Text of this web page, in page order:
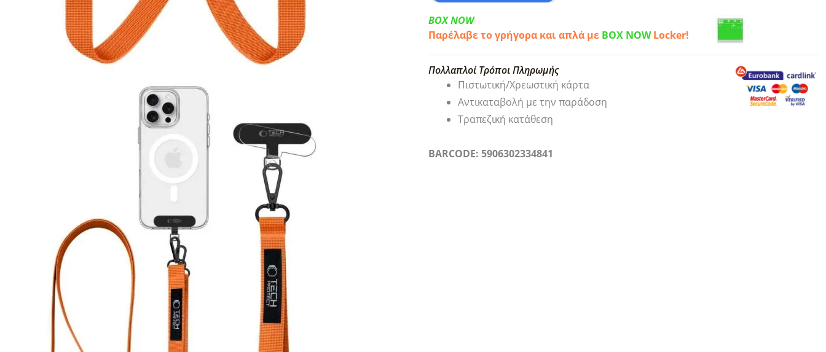
1
Cosmic
Orange
ποσότητα
BOX NOW
Παρέλαβε το γρήγορα και απλά με BOX NOWLocker!
Πολλαπλοί Τρόποι Πληρωμής
Πιστωτική/Χρεωστική κάρτα
Αντικαταβολή με την παράδοση
Τραπεζική κατάθεση
BARCODE: 5906302334841